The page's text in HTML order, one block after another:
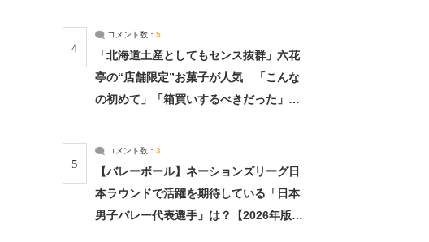
4
コメント数： 5
「北海道土産としてもセンス抜群」六花
亭の“店舗限定”お菓子が人気 「こんな
の初めて」「箱買いするべきだった」
5
コメント数： 3
【バレーボール】ネーションズリーグ日
本ラウンドで活躍を期待している「日本
男子バレー代表選手」は？【2026年版・